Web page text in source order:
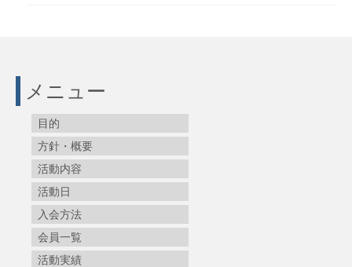
メニュー
目的
方針・概要
活動内容
活動日
入会方法
会員一覧
活動実績